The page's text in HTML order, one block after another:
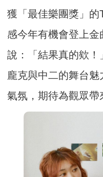
獲「最佳樂團獎」
感今年有機會登上
說：「結果真的欸！
龐克與中二的舞台
氣氛，期待為觀眾帶